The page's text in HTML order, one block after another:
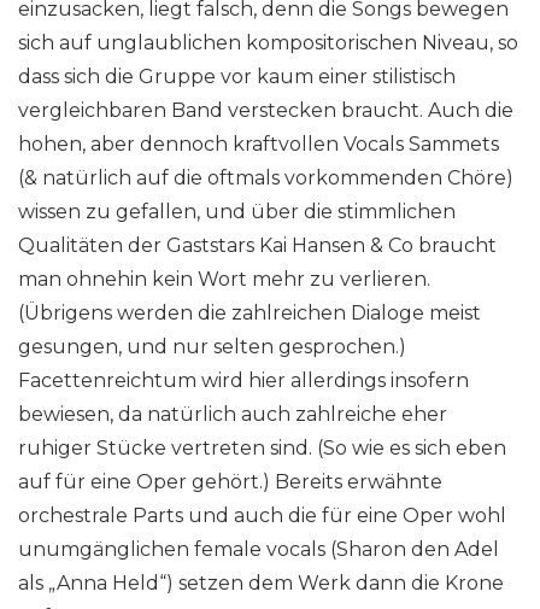
einzusacken, liegt falsch, denn die Songs bewegen
sich auf unglaublichen kompositorischen Niveau, so
dass sich die Gruppe vor kaum einer stilistisch
vergleichbaren Band verstecken braucht. Auch die
hohen, aber dennoch kraftvollen Vocals Sammets
(& natürlich auf die oftmals vorkommenden Chöre)
wissen zu gefallen, und über die stimmlichen
Qualitäten der Gaststars Kai Hansen & Co braucht
man ohnehin kein Wort mehr zu verlieren.
(Übrigens werden die zahlreichen Dialoge meist
gesungen, und nur selten gesprochen.)
Facettenreichtum wird hier allerdings insofern
bewiesen, da natürlich auch zahlreiche eher
ruhiger Stücke vertreten sind. (So wie es sich eben
auf für eine Oper gehört.) Bereits erwähnte
orchestrale Parts und auch die für eine Oper wohl
unumgänglichen female vocals (Sharon den Adel
als „Anna Held“) setzen dem Werk dann die Krone